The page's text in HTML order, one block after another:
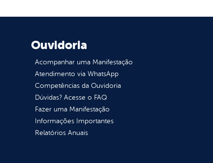
Ouvidoria
Acompanhar uma Manifestação
Atendimento via WhatsApp
Competências da Ouvidoria
Dúvidas? Acesse o FAQ
Fazer uma Manifestação
Informações Importantes
Relatórios Anuais